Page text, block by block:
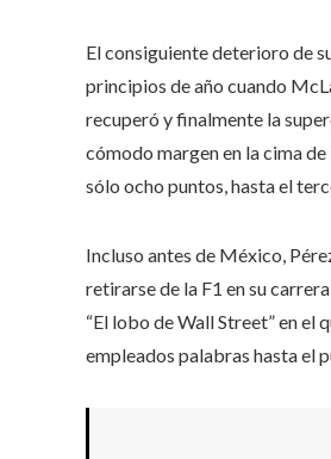
El consiguiente deterioro de
principios de año cuando
recuperó y finalmente la
cómodo margen en la cima
sólo ocho puntos, hasta el
Incluso antes de México,
retirarse de la F1 en su
“El lobo de Wall Street” en el
empleados palabras hasta el